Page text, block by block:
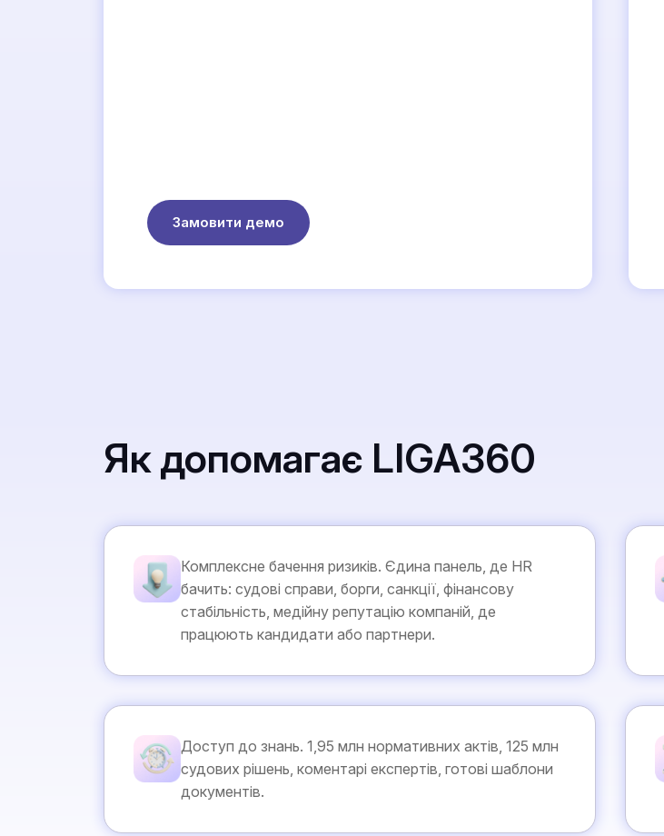
Замовити демо
Як допомагає LIGA360
Комплексне бачення ризиків. Єдина панель, де HR
бачить: судові справи, борги, санкції, фінансову
стабільність, медійну репутацію компаній, де
працюють кандидати або партнери.
Доступ до знань. 1,95 млн нормативних актів, 125 млн
судових рішень, коментарі експертів, готові шаблони
документів.